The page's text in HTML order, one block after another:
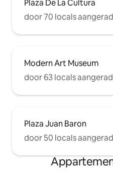
Plaza De La Cultura
door 70 locals
Modern Art Museum
door 63 locals
Plaza Juan Baron
door 50 locals